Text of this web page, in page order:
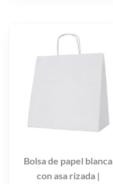
Bolsa de papel blanca
con asa rizada |